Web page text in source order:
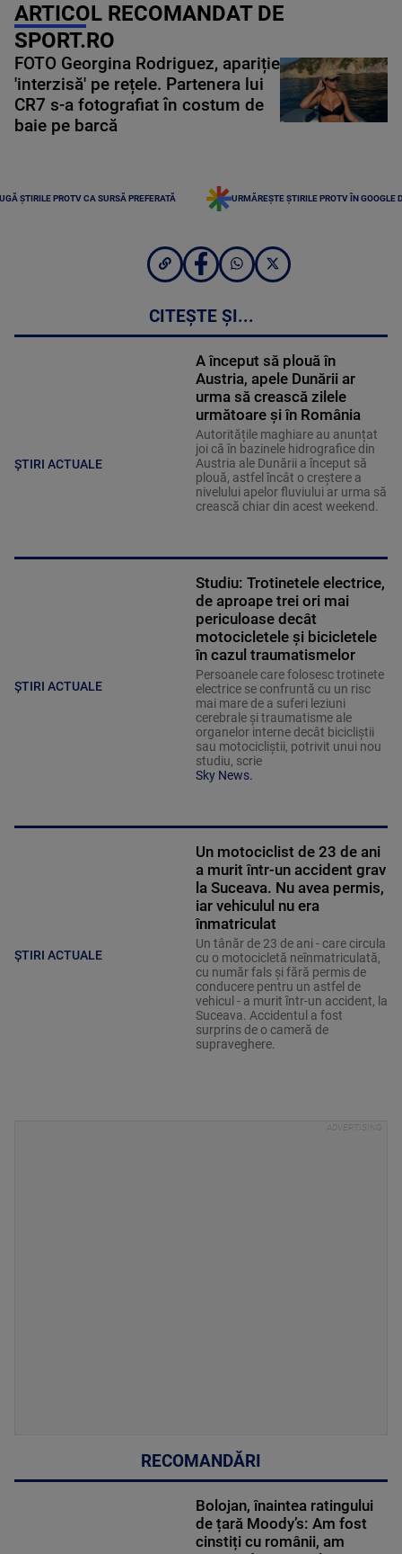
ARTICOL RECOMANDAT DE
SPORT.RO
FOTO Georgina Rodriguez, apariție
'interzisă' pe rețele. Partenera lui
CR7 s-a fotografiat în costum de
baie pe barcă
ȘTIRILE PROTV CA SURSĂ PREFERATĂ URMĂREȘTE ȘTIRILE PROTV ÎN GOOGLE
CITEȘTE ȘI...
ȘTIRI ACTUALE
A început să plouă în
Austria, apele Dunării ar
urma să crească zilele
următoare și în România
Autoritățile maghiare au anunțat
joi că în bazinele hidrografice din
Austria ale Dunării a început să
plouă, astfel încât o creștere a
nivelului apelor fluviului ar urma să
crească chiar din acest weekend.
ȘTIRI ACTUALE
Studiu: Trotinetele electrice,
de aproape trei ori mai
periculoase decât
motocicletele și bicicletele
în cazul traumatismelor
Persoanele care folosesc trotinete
electrice se confruntă cu un risc
mai mare de a suferi leziuni
cerebrale și traumatisme ale
organelor interne decât bicicliștii
sau motocicliștii, potrivit unui nou
studiu, scrie
Sky News.
ȘTIRI ACTUALE
Un motociclist de 23 de ani
a murit într-un accident grav
la Suceava. Nu avea permis,
iar vehiculul nu era
înmatriculat
Un tânăr de 23 de ani - care circula
cu o motocicletă neînmatriculată,
cu număr fals și fără permis de
conducere pentru un astfel de
vehicul - a murit într-un accident, la
Suceava. Accidentul a fost
surprins de o cameră de
supraveghere.
RECOMANDĂRI
Bolojan, înaintea ratingului
de țară Moody’s: Am fost
cinstiți cu românii, am